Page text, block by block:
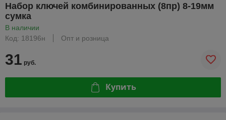
Набор ключей комбинированных (8пр) 8-19мм
сумка
В наличии
Код: 18196н
Опт и розница
31 руб.
Купить